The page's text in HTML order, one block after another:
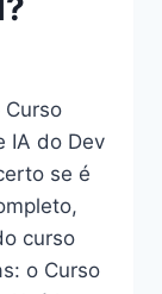
IA do Dev
se é
curso
o Curso